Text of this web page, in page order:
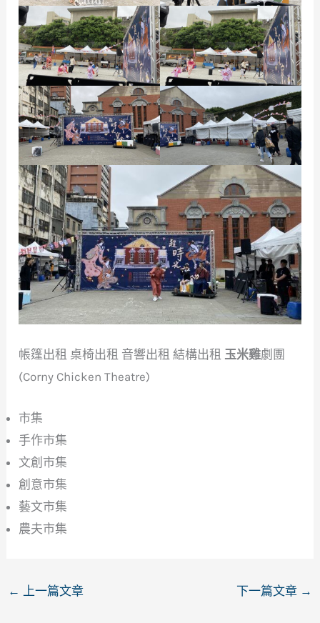
帳篷出租 桌椅出租 音響出租 結構出租 玉米雞劇團
(Corny Chicken Theatre)
市集
手作市集
文創市集
創意市集
藝文市集
農夫市集
← 上一篇文章 下一篇文章 →